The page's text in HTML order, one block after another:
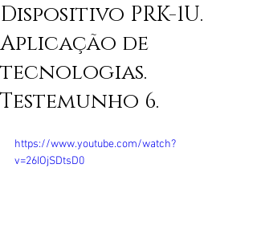
Dispositivo PRK-1U.
Aplicação de
tecnologias.
Testemunho 6.
https://www.youtube.com/watch?
v=26IOjSDtsD0